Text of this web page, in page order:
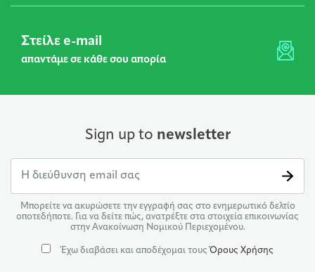
Στείλε e-mail
απαντάμε σε κάθε σου απορία
Sign up to newsletter
Μπορείτε να ακυρώσετε την εγγραφή σας στο ενημερωτικό δελτίο
οποτεδήποτε. Για να δείτε πώς, ανατρέξτε στα στοιχεία επικοινωνίας
στην Ανακοίνωση Νομικού Περιεχομένου.
Έχω διαβάσει και αποδέχομαι τουςΌρους Χρήσης